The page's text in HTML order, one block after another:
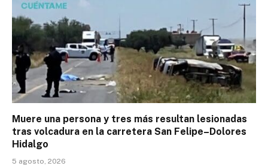
Muere una persona y tres más resultan lesionadas
tras volcadura en la carretera San Felipe–Dolores
Hidalgo
5 agosto, 2026